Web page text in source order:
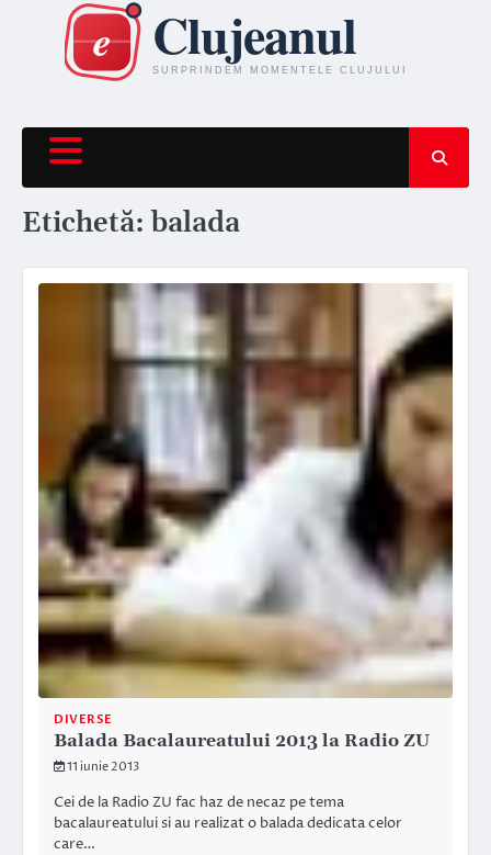
content
Etichetă:balada
DIVERSE
Balada Bacalaureatului 2013 la Radio ZU
11 iunie 2013
Cei de la Radio ZU fac haz de necaz pe tema
bacalaureatului si au realizat o balada dedicata celor
care…